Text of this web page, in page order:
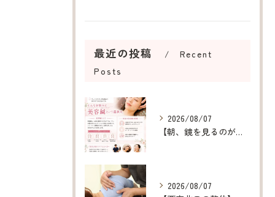
最近の投稿
Recent
Posts
2026/08/07
【朝、鏡を見るのが楽しみになる美容鍼】
2026/08/07